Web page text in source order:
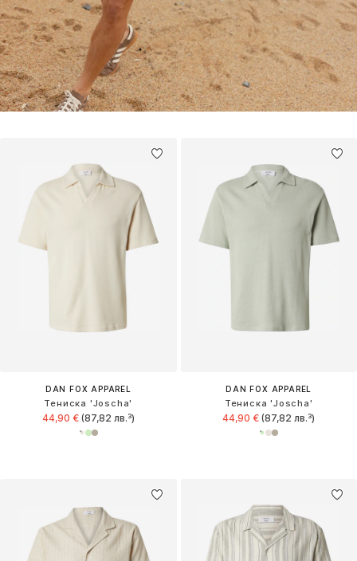
DAN FOX APPAREL
Тениска 'Joscha'
44,90 €(87,82 лв.³)
DAN FOX APPAREL
Тениска 'Joscha'
44,90 € (87,82 лв.³)